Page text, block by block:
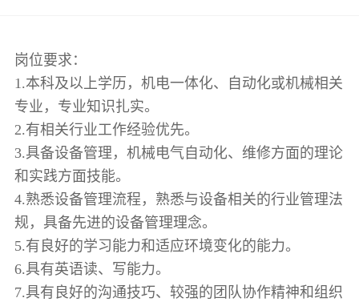
岗位要求：
1.本科及以上学历，机电一体化、自动化或机械相关
专业，专业知识扎实。
2.有相关行业工作经验优先。
3.具备设备管理，机械电气自动化、维修方面的理论
和实践方面技能。
4.熟悉设备管理流程，熟悉与设备相关的行业管理法
规，具备先进的设备管理理念。
5.有良好的学习能力和适应环境变化的能力。
6.具有英语读、写能力。
7.具有良好的沟通技巧、较强的团队协作精神和组织